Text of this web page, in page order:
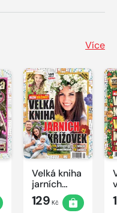
Více
Velká kniha
jarních
křížovek
2026
129 Kč